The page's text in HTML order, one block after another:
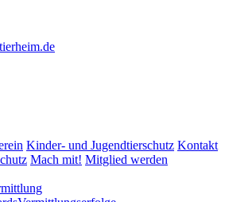
Kinder- und Jugendtierschutz Kontakt
Mach mit! Mitglied werden